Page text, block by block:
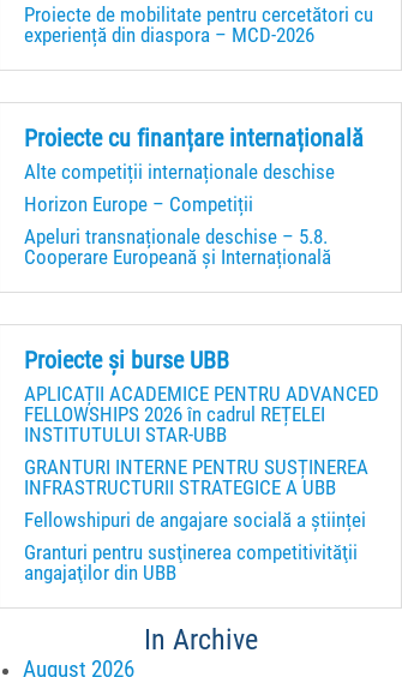
Proiecte de mobilitate pentru cercetători cu
experiență din diaspora – MCD-2026
Proiecte cu finanțare internațională
Alte competiții internaționale deschise
Horizon Europe – Competiții
Apeluri transnaționale deschise – 5.8.
Cooperare Europeană și Internațională
Proiecte și burse UBB
APLICAȚII ACADEMICE PENTRU ADVANCED
FELLOWSHIPS 2026 în cadrul REȚELEI
INSTITUTULUI STAR-UBB
GRANTURI INTERNE PENTRU SUSȚINEREA
INFRASTRUCTURII STRATEGICE A UBB
Fellowshipuri de angajare socială a științei
Granturi pentru susţinerea competitivităţii
angajaţilor din UBB
In Archive
August 2026